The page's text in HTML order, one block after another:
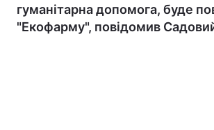
гуманітарна допомога, буде
"Екофарму", повідомив